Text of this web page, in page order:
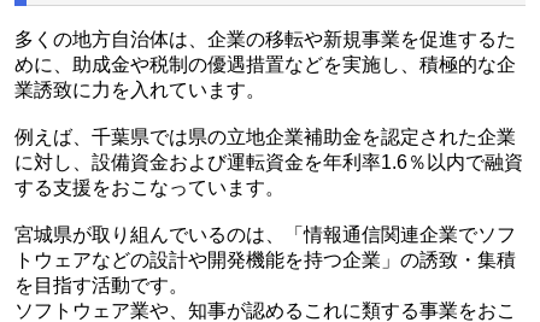
多くの地方自治体は、企業の移転や新規事業を促進するた
めに、助成金や税制の優遇措置などを実施し、積極的な企
業誘致に力を入れています。
例えば、千葉県では県の立地企業補助金を認定された企業
に対し、設備資金および運転資金を年利率1.6％以内で融資
する支援をおこなっています。
宮城県が取り組んでいるのは、「情報通信関連企業でソフ
トウェアなどの設計や開発機能を持つ企業」の誘致・集積
を目指す活動です。
ソフトウェア業や、知事が認めるこれに類する事業をおこ